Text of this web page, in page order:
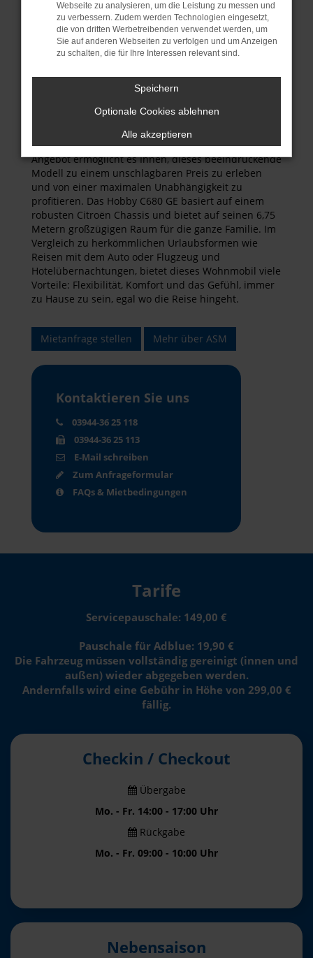
Hobby C680 GE
mieten bei ASM
Autovermietung
2,2 L Blue HDI, Diesel
Ein Hobby C680 GE mieten bedeutet, sich die Freiheit
eines unvergesslichen Urlaubs zu sichern. Unser
Angebot ermöglicht es Ihnen, dieses beeindruckende
Modell zu einem unschlagbaren Preis zu erleben
und von einer maximalen Unabhängigkeit zu
profitieren. Das Hobby C680 GE basiert auf einem
robusten Citroën Chassis und bietet auf seinen 6,75
Metern großzügigen Raum für die ganze Familie. Im
Vergleich zu herkömmlichen Urlaubsformen wie
Reisen mit dem Auto oder Flugzeug und
Hotelübernachtungen, bietet dieses Wohnmobil viele
Vorteile: Flexibilität, Komfort und das Gefühl, immer
zu Hause zu sein, egal wo die Reise hingeht.
Mietanfrage stellen Mehr über ASM
Kontaktieren Sie uns
03944-36 25 118
03944-36 25 113
E-Mail schreiben
Zum Anfrageformular
FAQs & Mietbedingungen
Tarife
Servicepauschale: 149,00 €
Pauschale für Adblue: 19,90 €
Die Fahrzeug müssen vollständig gereinigt (innen und
außen) wieder abgegeben werden.
Andernfalls wird eine Gebühr in Höhe von 299,00 €
fällig.
Checkin / Checkout
Übergabe
Mo. - Fr. 14:00 - 17:00 Uhr
Rückgabe
Mo. - Fr. 09:00 - 10:00 Uhr
Nebensaison
Webseite zu analysieren, um die Leistung zu messen und
zu verbessern. Zudem werden Technologien eingesetzt,
die von dritten Werbetreibenden verwendet werden, um
Sie auf anderen Webseiten zu verfolgen und um Anzeigen
zu schalten, die für Ihre Interessen relevant sind.
Speichern
Optionale Cookies ablehnen
Alle akzeptieren